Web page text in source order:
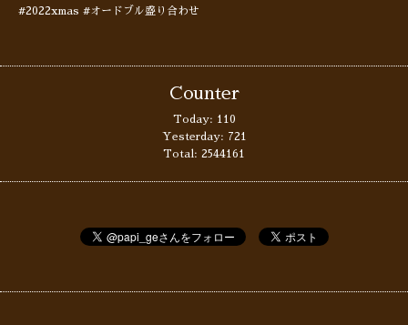
#2022xmas #オードブル盛り合わせ
Counter
Today: 110
Yesterday: 721
Total: 2544161